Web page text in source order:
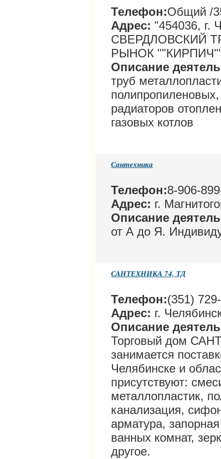
Телефон:Общий /
Адрес: "454036, г.
СВЕРДЛОВСКИЙ
РЫНОК
Описание
труб
радиаторов
газовых котлов
Сантехника
Телефон:8-906-
Адрес: г.
Описание
от А до Я.
САНТЕХНИКА 74, ТД
Телефон:(351)
Адрес: г.
Описание
Торговый дом
занимается
Челябинске и
присутствуют:
металлопластик,
канализация,
арматура,
ванных комнат,
другое.